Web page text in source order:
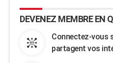
DEVENEZ MEMBRE EN
Connectez-vous
partagent vos